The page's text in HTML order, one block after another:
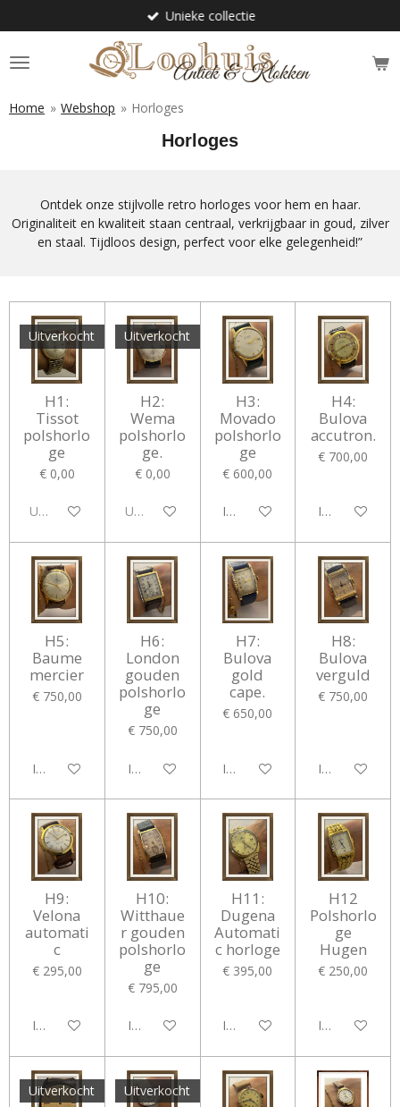
direct
naar
de
Unieke collectie
Home » Webshop » Horloges
Horloges
Ontdek onze stijlvolle retro horloges voor hem en haar.
Originaliteit en kwaliteit staan centraal, verkrijgbaar in goud, zilver
en staal. Tijdloos design, perfect voor elke gelegenheid!”
Uitverkocht
H1:
Tissot
polshorlo
ge
€ 0,00
Uitverkocht
Uitverkocht
H2:
Wema
polshorlo
ge.
€ 0,00
Uitverkocht
H3:
Movado
polshorlo
ge
€ 600,00
In winkelwagen
H4:
Bulova
accutron.
€ 700,00
In
H5:
Baume
mercier
€ 750,00
In winkelwagen
H6:
London
gouden
polshorlo
ge
€ 750,00
In winkelwagen
H7:
Bulova
gold
cape.
€ 650,00
In winkelwagen
H8:
Bulova
verguld
€ 750,00
In
H9:
Velona
automati
c
€ 295,00
In winkelwagen
H10:
Witthaue
r gouden
polshorlo
ge
€ 795,00
In winkelwagen
H11:
Dugena
Automati
c horloge
€ 395,00
In winkelwagen
H12
Polshorlo
ge
Hugen
€ 250,00
In
Uitverkocht Uitverkocht